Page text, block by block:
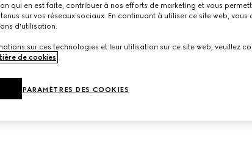
Une ligne de nouvelles arrivées.
qui en est faite, contribuer à nos efforts de marketing et vous
sur vos réseaux sociaux. En continuant à utiliser ce site web, vous
d'utilisation.
sur ces technologies et leur utilisation sur ce site web, veuillez
de cookies
PARAMÈTRES DES COOKIES